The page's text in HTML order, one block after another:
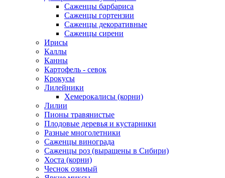
Саженцы барбариса
Саженцы гортензии
Саженцы декоративные
Саженцы сирени
Ирисы
Каллы
Канны
Картофель - севок
Крокусы
Лилейники
Хемерокалисы (корни)
Лилии
Пионы травянистые
Плодовые деревья и кустарники
Разные многолетники
Саженцы винограда
Саженцы роз (выращены в Сибири)
Хоста (корни)
Чеснок озимый